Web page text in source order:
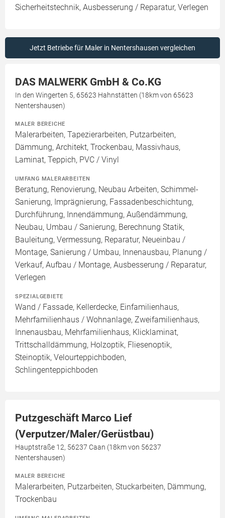
Sicherheitstechnik, Ausbesserung / Reparatur, Verlegen
Jetzt Betriebe für Maler in Nentershausen vergleichen
DAS MALWERK GmbH & Co.KG
In den Wingerten 5, 65623 Hahnstätten (18km von 65623
Nentershausen)
MALER BEREICHE
Malerarbeiten, Tapezierarbeiten, Putzarbeiten,
Dämmung, Architekt, Trockenbau, Massivhaus,
Laminat, Teppich, PVC / Vinyl
UMFANG MALERARBEITEN
Beratung, Renovierung, Neubau Arbeiten, Schimmel-
Sanierung, Imprägnierung, Fassadenbeschichtung,
Durchführung, Innendämmung, Außendämmung,
Neubau, Umbau / Sanierung, Berechnung Statik,
Bauleitung, Vermessung, Reparatur, Neueinbau /
Montage, Sanierung / Umbau, Innenausbau, Planung /
Verkauf, Aufbau / Montage, Ausbesserung / Reparatur,
Verlegen
SPEZIALGEBIETE
Wand / Fassade, Kellerdecke, Einfamilienhaus,
Mehrfamilienhaus / Wohnanlage, Zweifamilienhaus,
Innenausbau, Mehrfamilienhaus, Klicklaminat,
Trittschalldämmung, Holzoptik, Fliesenoptik,
Steinoptik, Velourteppichboden,
Schlingenteppichboden
Putzgeschäft Marco Lief
(Verputzer/Maler/Gerüstbau)
Hauptstraße 12, 56237 Caan (18km von 56237
Nentershausen)
MALER BEREICHE
Malerarbeiten, Putzarbeiten, Stuckarbeiten, Dämmung,
Trockenbau